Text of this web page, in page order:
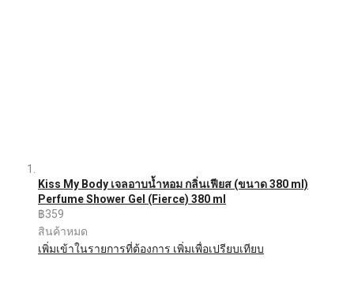
Kiss My Body เจลอาบน้ำหอม กลิ่นเฟียส (ขนาด 380 ml)
Perfume Shower Gel (Fierce) 380 ml
฿359
สินค้าหมด
เพิ่มเข้าในรายการที่ต้องการ เพิ่มเพื่อเปรียบเทียบ